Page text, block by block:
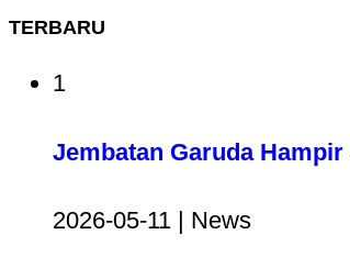
TERBARU
1
Jembatan Garuda
2026-05-11 | News